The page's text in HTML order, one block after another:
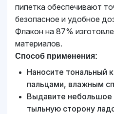
пипетка обеспечивают
безопасное и удобное
Флакон на 87%
материалов.
Способ применения:
Наносите тональный
пальцами, влажным
Выдавите небольшое
тыльную сторону